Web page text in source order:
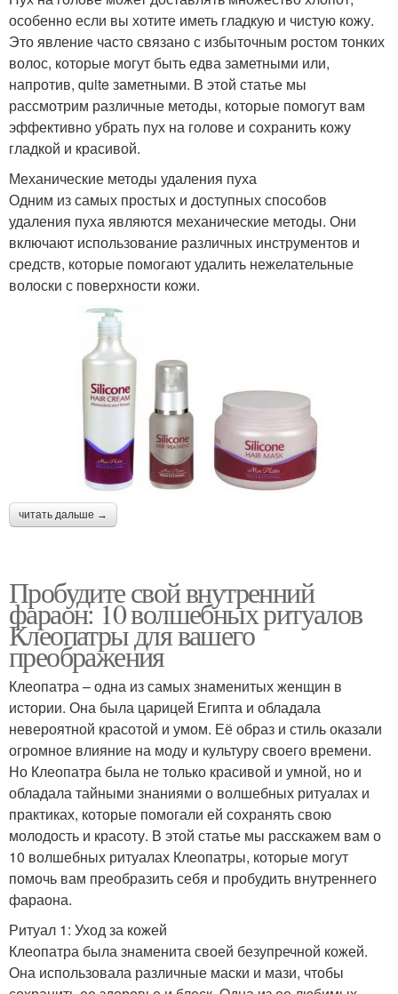
особенно если вы хотите иметь гладкую и чистую кожу.
Это явление часто связано с избыточным ростом тонких
волос, которые могут быть едва заметными или,
напротив, quite заметными. В этой статье мы
рассмотрим различные методы, которые помогут вам
эффективно убрать пух на голове и сохранить кожу
гладкой и красивой.
Механические методы удаления пуха
Одним из самых простых и доступных способов
удаления пуха являются механические методы. Они
включают использование различных инструментов и
средств, которые помогают удалить нежелательные
волоски с поверхности кожи.
читать дальше →
Пробудите свой внутренний
фараон: 10 волшебных ритуалов
Клеопатры для вашего
преображения
Клеопатра – одна из самых знаменитых женщин в
истории. Она была царицей Египта и обладала
невероятной красотой и умом. Её образ и стиль оказали
огромное влияние на моду и культуру своего времени.
Но Клеопатра была не только красивой и умной, но и
обладала тайными знаниями о волшебных ритуалах и
практиках, которые помогали ей сохранять свою
молодость и красоту. В этой статье мы расскажем вам о
10 волшебных ритуалах Клеопатры, которые могут
помочь вам преобразить себя и пробудить внутреннего
фараона.
Ритуал 1: Уход за кожей
Клеопатра была знаменита своей безупречной кожей.
Она использовала различные маски и мази, чтобы